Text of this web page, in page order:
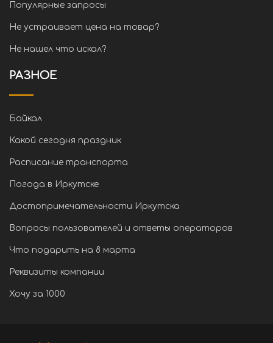
Популярные запросы
Не устраивает цена на товар?
Не нашел что искал?
РАЗНОЕ
Байкал
Какой сегодня праздник
Расписание транспорта
Погода в Иркутске
Достопримечательности Иркутска
Вопросы пользователей и ответы операторов
Что подарить на 8 марта
Реквизиты компании
Хочу за 1000